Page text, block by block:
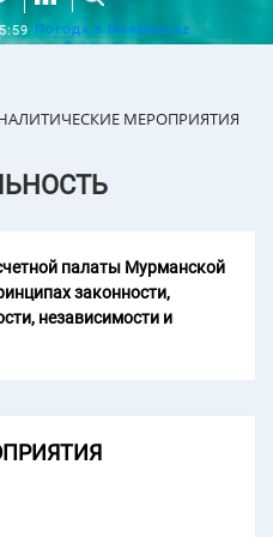
Погода в Мурманске
МЕРОПРИЯТИЯ
палаты Мурманской
законности,
независимости и